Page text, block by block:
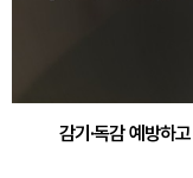
감기·독감 예방하